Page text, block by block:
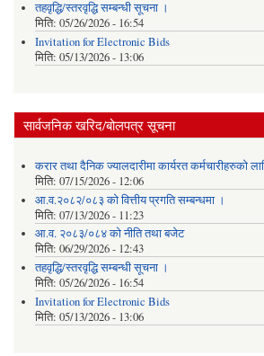
तहवृद्धि/स्तरवृद्धि सम्बन्धी सूचना ।
मिति: 05/26/2026 - 16:54
Invitation for Electronic Bids
मिति: 05/13/2026 - 13:06
सार्वजनिक खरिद/बोलपत्र सूचना
करार तथा दैनिक ज्यालदारीमा कार्यरत कर्मचारीहरुको
मिति: 07/15/2026 - 12:06
आ.व.२०८२/०८३ को वित्तीय प्रगति सम्बन्धमा ।
मिति: 07/13/2026 - 11:23
आ.व. २०८३/०८४ को नीति तथा बजेट
मिति: 06/29/2026 - 12:43
तहवृद्धि/स्तरवृद्धि सम्बन्धी सूचना ।
मिति: 05/26/2026 - 16:54
Invitation for Electronic Bids
मिति: 05/13/2026 - 13:06